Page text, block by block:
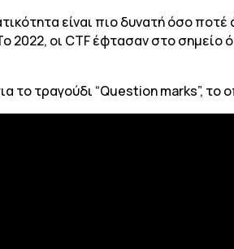
είναι πιο δυνατή όσο ποτέ
2022, οι CTF έφτασαν στο
το τραγούδι “Question marks”, το